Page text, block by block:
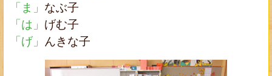
「ま」 なぶ子
「は」 げむ子
「げ」 んきな子